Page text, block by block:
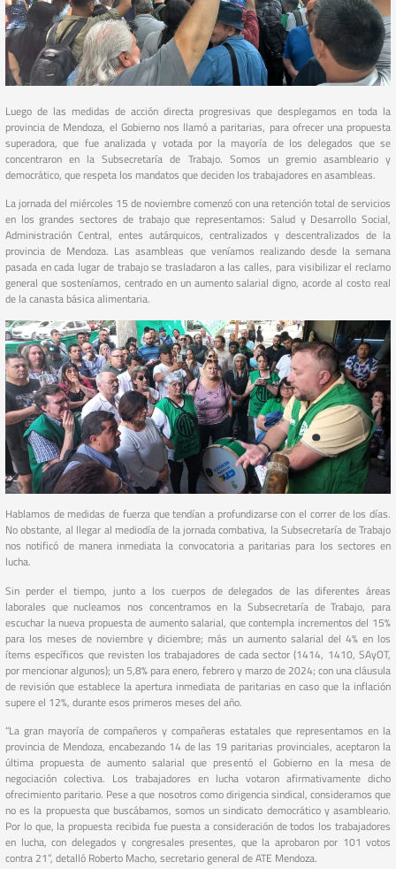
Luego de las medidas de acción directa progresivas que desplegamos en toda la
provincia de Mendoza, el Gobierno nos llamó a paritarias, para ofrecer una propuesta
superadora, que fue analizada y votada por la mayoría de los delegados que se
concentraron en la Subsecretaría de Trabajo. Somos un gremio asambleario y
democrático, que respeta los mandatos que deciden los trabajadores en asambleas.
La jornada del miércoles 15 de noviembre comenzó con una retención total de servicios
en los grandes sectores de trabajo que representamos: Salud y Desarrollo Social,
Administración Central, entes autárquicos, centralizados y descentralizados de la
provincia de Mendoza. Las asambleas que veníamos realizando desde la semana
pasada en cada lugar de trabajo se trasladaron a las calles, para visibilizar el reclamo
general que sosteníamos, centrado en un aumento salarial digno, acorde al costo real
de la canasta básica alimentaria.
Hablamos de medidas de fuerza que tendían a profundizarse con el correr de los días.
No obstante, al llegar al mediodía de la jornada combativa, la Subsecretaría de Trabajo
nos notificó de manera inmediata la convocatoria a paritarias para los sectores en
lucha.
Sin perder el tiempo, junto a los cuerpos de delegados de las diferentes áreas
laborales que nucleamos nos concentramos en la Subsecretaría de Trabajo, para
escuchar la nueva propuesta de aumento salarial, que contempla incrementos del 15%
para los meses de noviembre y diciembre; más un aumento salarial del 4% en los
ítems específicos que revisten los trabajadores de cada sector (1414, 1410, SAyOT,
por mencionar algunos); un 5,8% para enero, febrero y marzo de 2024; con una cláusula
de revisión que establece la apertura inmediata de paritarias en caso que la inflación
supere el 12%, durante esos primeros meses del año.
“La gran mayoría de compañeros y compañeras estatales que representamos en la
provincia de Mendoza, encabezando 14 de las 19 paritarias provinciales, aceptaron la
última propuesta de aumento salarial que presentó el Gobierno en la mesa de
negociación colectiva. Los trabajadores en lucha votaron afirmativamente dicho
ofrecimiento paritario. Pese a que nosotros como dirigencia sindical, consideramos que
no es la propuesta que buscábamos, somos un sindicato democrático y asambleario.
Por lo que, la propuesta recibida fue puesta a consideración de todos los trabajadores
en lucha, con delegados y congresales presentes, que la aprobaron por 101 votos
contra 21”, detalló Roberto Macho, secretario general de ATE Mendoza.